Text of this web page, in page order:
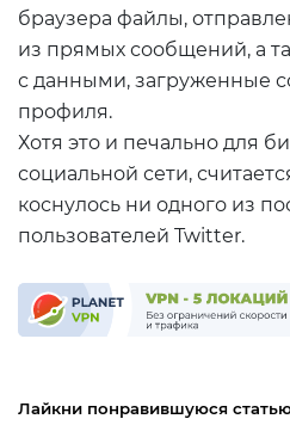
браузера файлы,
из прямых сообщений, а
с данными, загруженные
профиля.
Хотя это и печально для
социальной сети,
коснулось ни одного из
пользователей Twitter.
Лайкни понравившуюся